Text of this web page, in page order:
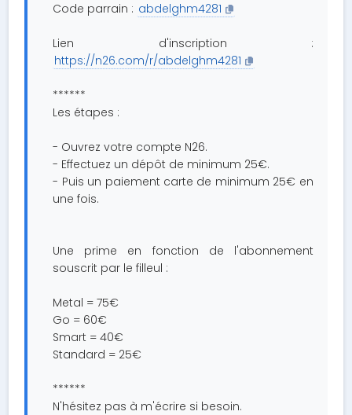
Code parrain : abdelghm4281
Lien d'inscription :
https://n26.com/r/abdelghm4281
******
Les étapes :
- Ouvrez votre compte N26.
- Effectuez un dépôt de minimum 25€.
- Puis un paiement carte de minimum 25€ en
une fois.
Une prime en fonction de l'abonnement
souscrit par le filleul :
Metal = 75€
Go = 60€
Smart = 40€
Standard = 25€
******
N'hésitez pas à m'écrire si besoin.